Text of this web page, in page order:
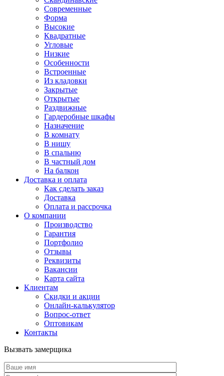
Современные
Форма
Высокие
Квадратные
Угловые
Низкие
Особенности
Встроенные
Из кладовки
Закрытые
Открытые
Раздвижные
Гардеробные шкафы
Назначение
В комнату
В нишу
В спальню
В частный дом
На балкон
Доставка и оплата
Как сделать заказ
Доставка
Оплата и рассрочка
О компании
Производство
Гарантия
Портфолио
Отзывы
Реквизиты
Вакансии
Карта сайта
Клиентам
Скидки и акции
Онлайн-калькулятор
Вопрос-ответ
Оптовикам
Контакты
Вызвать замерщика